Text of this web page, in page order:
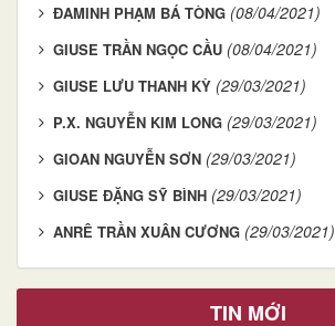
ĐAMINH PHẠM BÁ TÒNG (08/04/2021)
GIUSE TRẦN NGỌC CẦU (08/04/2021)
GIUSE LƯU THANH KỲ (29/03/2021)
P.X. NGUYỄN KIM LONG (29/03/2021)
GIOAN NGUYỄN SƠN (29/03/2021)
GIUSE ĐẶNG SỸ BÌNH (29/03/2021)
ANRÊ TRẦN XUÂN CƯƠNG (29/03/2021)
TIN MỚI